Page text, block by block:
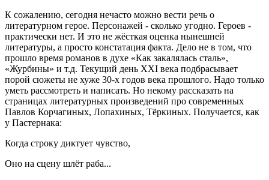
К сожалению, сегодня нечасто можно вести речь о
литературном герое. Персонажей - сколько угодно. Героев -
практически нет. И это не жёсткая оценка нынешней
литературы, а просто констатация факта. Дело не в том, что
прошло время романов в духе «Как закалялась сталь»,
«Журбины» и т.д. Текущий день XXI века подбрасывает
порой сюжеты не хуже 30-х годов века прошлого. Надо только
уметь рассмотреть и написать. Но некому рассказать на
страницах литературных произведений про современных
Павлов Корчагиных, Лопахиных, Тёркиных. Получается, как
у Пастернака:
Когда строку диктует чувство,
Оно на сцену шлёт раба...